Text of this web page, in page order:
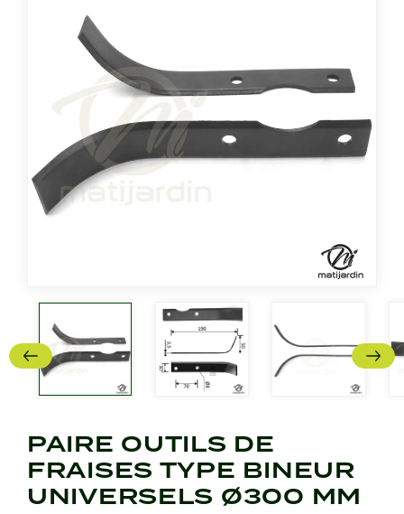
PAIRE OUTILS DE
FRAISES TYPE BINEUR
UNIVERSELS Ø300 MM